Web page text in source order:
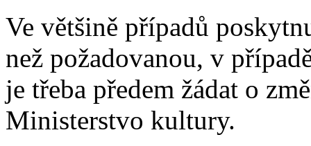
Ve většině případů
než požadovanou, v
je třeba předem žádat o
Ministerstvo kultury.